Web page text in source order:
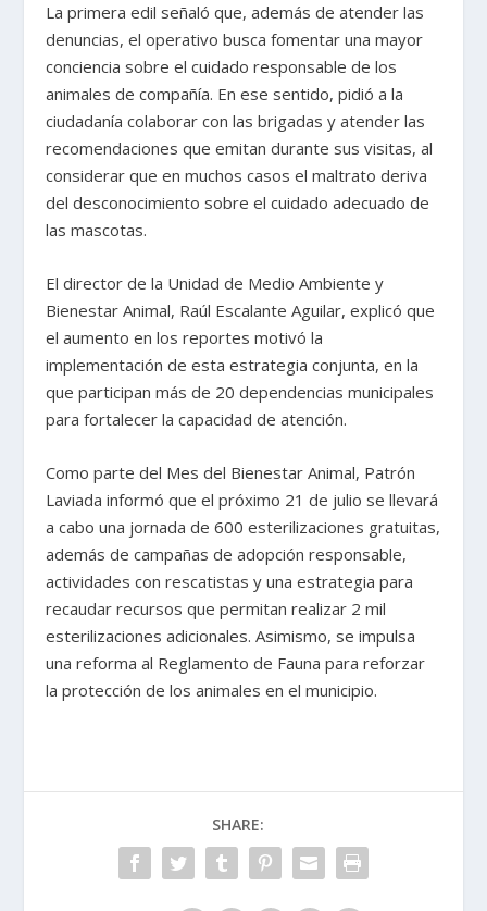
La primera edil señaló que, además de atender las
denuncias, el operativo busca fomentar una mayor
conciencia sobre el cuidado responsable de los
animales de compañía. En ese sentido, pidió a la
ciudadanía colaborar con las brigadas y atender las
recomendaciones que emitan durante sus visitas, al
considerar que en muchos casos el maltrato deriva
del desconocimiento sobre el cuidado adecuado de
las mascotas.
El director de la Unidad de Medio Ambiente y
Bienestar Animal, Raúl Escalante Aguilar, explicó que
el aumento en los reportes motivó la
implementación de esta estrategia conjunta, en la
que participan más de 20 dependencias municipales
para fortalecer la capacidad de atención.
Como parte del Mes del Bienestar Animal, Patrón
Laviada informó que el próximo 21 de julio se llevará
a cabo una jornada de 600 esterilizaciones gratuitas,
además de campañas de adopción responsable,
actividades con rescatistas y una estrategia para
recaudar recursos que permitan realizar 2 mil
esterilizaciones adicionales. Asimismo, se impulsa
una reforma al Reglamento de Fauna para reforzar
la protección de los animales en el municipio.
SHARE: